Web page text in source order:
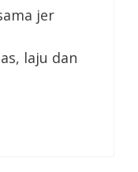
jer
laju dan